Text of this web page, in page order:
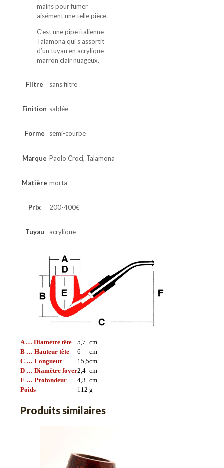
mains pour fumer
aisément une telle pièce.
C’est une pipe italienne
Talamona qui s’assortit
d’un tuyau en acrylique
marron clair nuageux.
Filtre sans filtre
Finition sablée
Forme semi-courbe
Marque Paolo Croci, Talamona
Matière morta
Prix 200-400€
Tuyau acrylique
A … Diamètre tête 5,7 cm
B … Hauteur tête
6
cm
C … Longueur
15,5cm
D … Diamètre foyer2,4 cm
E … Profondeur
4,3 cm
Poids
112 g
Produits similaires